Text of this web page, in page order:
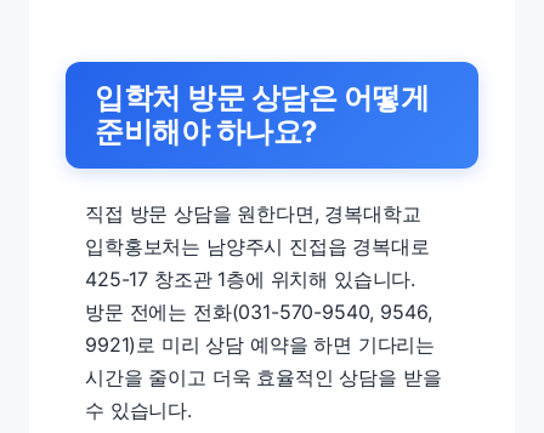
입학처 방문 상담은 어떻게
준비해야 하나요?
직접 방문 상담을 원한다면, 경복대학교
입학홍보처는 남양주시 진접읍 경복대로
425-17 창조관 1층에 위치해 있습니다.
방문 전에는 전화(031-570-9540, 9546,
9921)로 미리 상담 예약을 하면 기다리는
시간을 줄이고 더욱 효율적인 상담을 받을
수 있습니다.